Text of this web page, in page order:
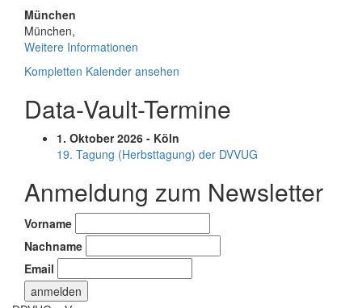
München
München,
Weitere Informationen
Kompletten Kalender ansehen
Data-Vault-Termine
1. Oktober 2026 - Köln
19. Tagung (Herbsttagung) der DVVUG
Anmeldung zum Newsletter
Vorname
Nachname
Email